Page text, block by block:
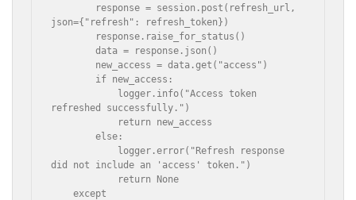
json={"refresh": refresh_token})
        data = response.json()
refreshed successfully.")
        else:
did not include an 'access' token.")
    except